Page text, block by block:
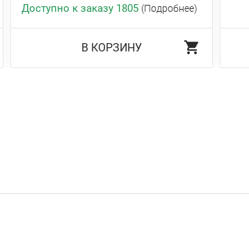
Доступно к заказу 1805 (Подробнее)
В КОРЗИНУ